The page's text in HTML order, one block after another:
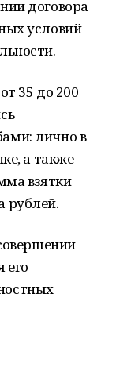
договора
условий
35 до 200
лично в
а также
взятки
рублей.
его